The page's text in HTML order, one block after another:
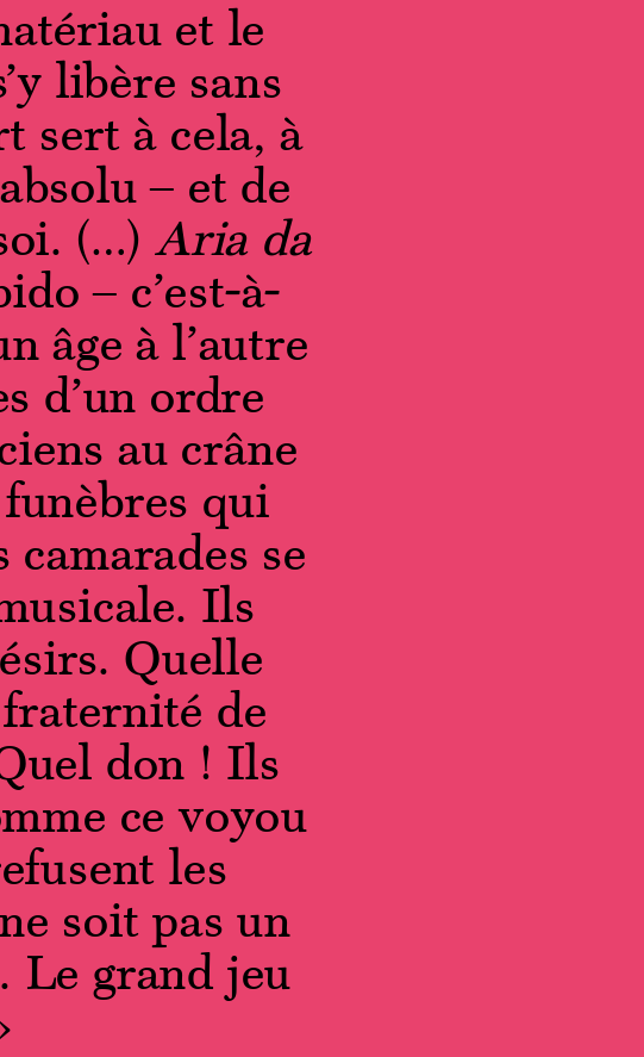
et le
libère sans
sert à cela, à
– et de
(…) Aria da
– c’est-à-
âge à l’autre
d’un ordre
au crâne
qui
se
Ils
Quelle
de
don ! Ils
ce voyou
les
soit pas un
Le grand jeu